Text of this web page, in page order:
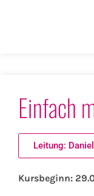
Einfach
Leitung:
Kursbeginn: